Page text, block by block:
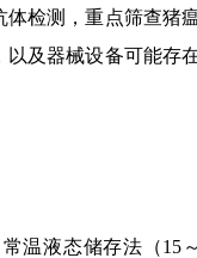
检测，重点筛查
及器械设备可能
液态储存法（15